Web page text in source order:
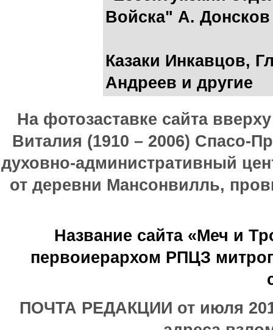
Войска" А. Донсков
Казаки Инкавцов,
Андреев и другие
На фотозаставке сайта
Виталия (1910 – 2006) Спасо-
духовно-административный
от деревни Мансонвилль,
Название сайта «Меч и
первоиерархом РПЦЗ
ПОЧТА РЕДАКЦИИ от июля